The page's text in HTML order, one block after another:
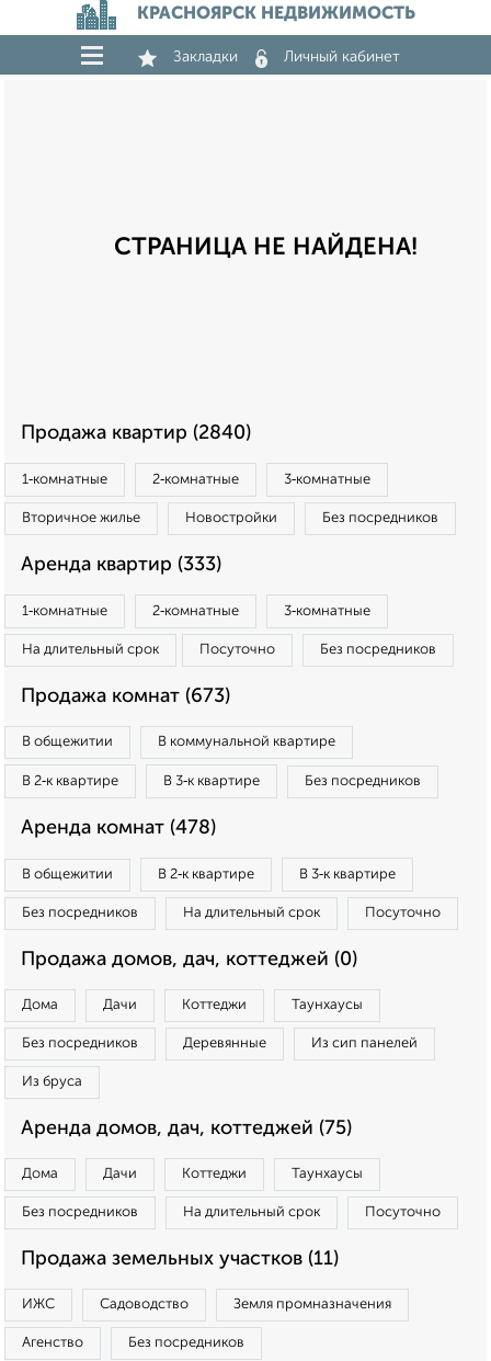
КРАСНОЯРСК НЕДВИЖИМОСТЬ
Закладки Личный кабинет
СТРАНИЦА НЕ НАЙДЕНА!
Продажа квартир (2840)
1‑комнатные 2‑комнатные 3‑комнатные
Вторичное жилье Новостройки Без посредников
Аренда квартир (333)
1‑комнатные 2‑комнатные 3‑комнатные
На длительный срок Посуточно Без посредников
Продажа комнат (673)
В общежитии В коммунальной квартире
В 2‑к квартире В 3‑к квартире Без посредников
Аренда комнат (478)
В общежитии В 2‑к квартире В 3‑к квартире
Без посредников На длительный срок Посуточно
Продажа домов, дач, коттеджей (0)
Дома Дачи Коттеджи Таунхаусы
Без посредников Деревянные Из сип панелей
Из бруса
Аренда домов, дач, коттеджей (75)
Дома Дачи Коттеджи Таунхаусы
Без посредников На длительный срок Посуточно
Продажа земельных участков (11)
ИЖС Садоводство Земля промназначения
Агенство Без посредников